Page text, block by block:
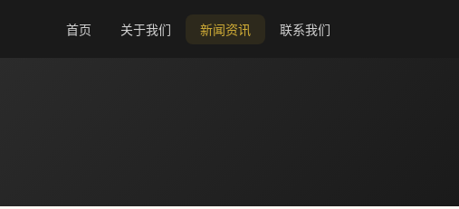
首页 关于我们 新闻资讯 联系我们